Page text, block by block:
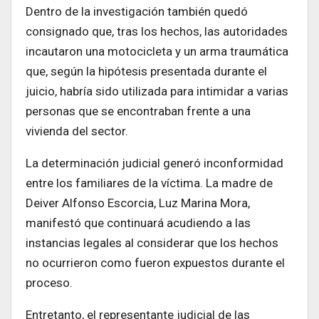
Dentro de la investigación también quedó
consignado que, tras los hechos, las autoridades
incautaron una motocicleta y un arma traumática
que, según la hipótesis presentada durante el
juicio, habría sido utilizada para intimidar a varias
personas que se encontraban frente a una
vivienda del sector.
La determinación judicial generó inconformidad
entre los familiares de la víctima. La madre de
Deiver Alfonso Escorcia, Luz Marina Mora,
manifestó que continuará acudiendo a las
instancias legales al considerar que los hechos
no ocurrieron como fueron expuestos durante el
proceso.
Entretanto, el representante judicial de las